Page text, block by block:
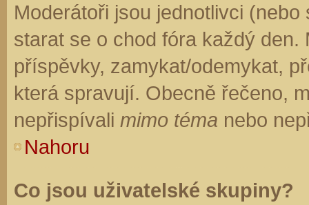
Moderátoři jsou jednotlivci
starat se o chod fóra každý
příspěvky, zamykat/odemykat,
která spravují. Obecně řečeno,
nepřispívali mimo téma nebo
Nahoru
Co jsou uživatelské skupiny?